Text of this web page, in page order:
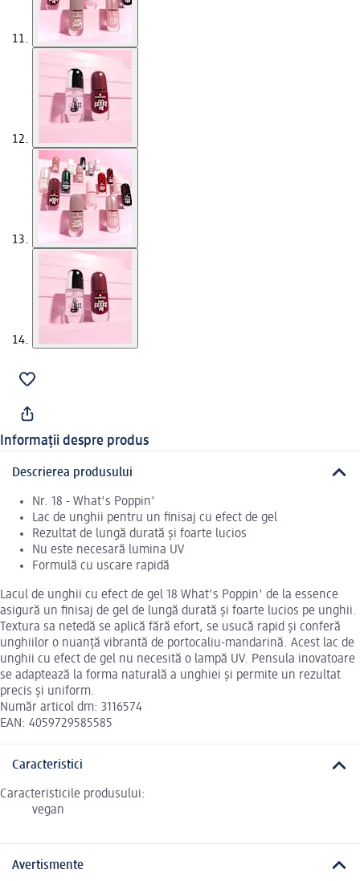
Informații despre produs
Descrierea produsului
Nr. 18 - What's Poppin'
Lac de unghii pentru un finisaj cu efect de gel
Rezultat de lungă durată și foarte lucios
Nu este necesară lumina UV
Formulă cu uscare rapidă
Lacul de unghii cu efect de gel 18 What's Poppin' de la essence
asigură un finisaj de gel de lungă durată și foarte lucios pe unghii.
Textura sa netedă se aplică fără efort, se usucă rapid și conferă
unghiilor o nuanță vibrantă de portocaliu-mandarină. Acest lac de
unghii cu efect de gel nu necesită o lampă UV. Pensula inovatoare
se adaptează la forma naturală a unghiei și permite un rezultat
precis și uniform.
Număr articol dm: 3116574
EAN: 4059729585585
Caracteristici
Caracteristicile produsului:
vegan
Avertismente